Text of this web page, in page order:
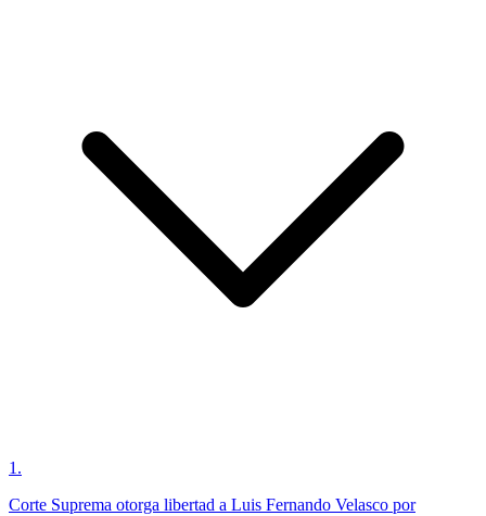
1 .
Corte Suprema otorga libertad a Luis Fernando Velasco por